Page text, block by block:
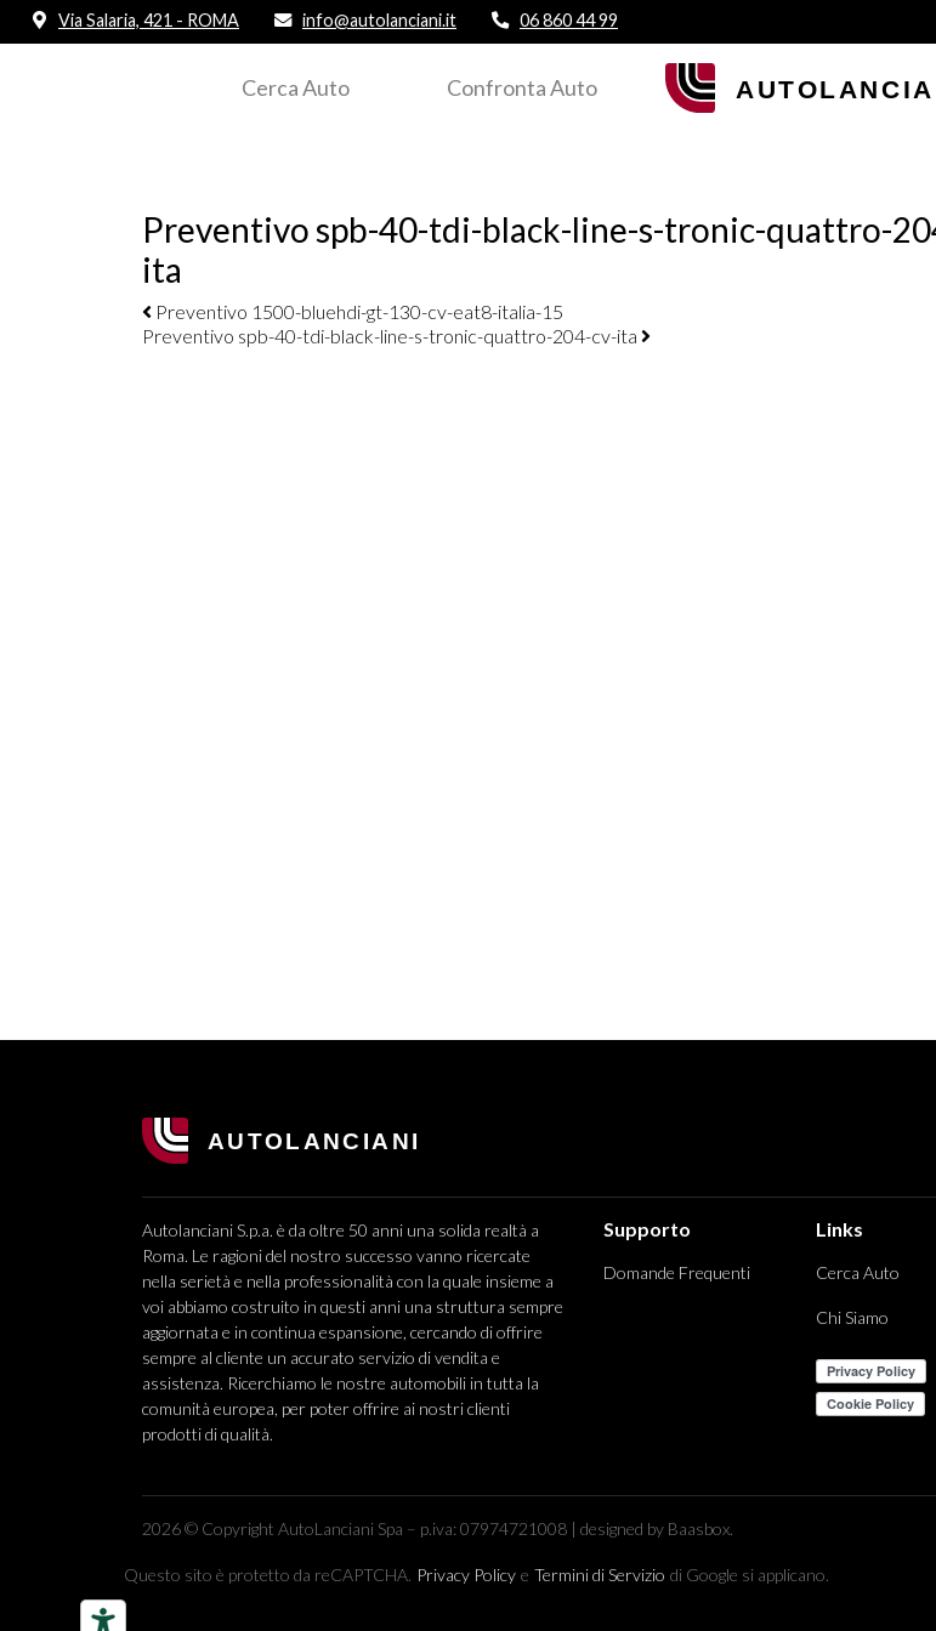
Via Salaria, 421 - ROMA info@autolanciani.it 06 860 44 99
Cerca Auto Confronta Auto
Preventivo spb-40-tdi-black-line-s-tronic-quattro-
ita
Navigazione elementi
Preventivo 1500-bluehdi-gt-130-cv-eat8-italia-15
Preventivo spb-40-tdi-black-line-s-tronic-quattro-204-cv-ita
Autolanciani S.p.a. è da oltre 50 anni una solida realtà a
Roma. Le ragioni del nostro successo vanno ricercate
nella serietà e nella professionalità con la quale insieme a
voi abbiamo costruito in questi anni una struttura sempre
aggiornata e in continua espansione, cercando di offrire
sempre al cliente un accurato servizio di vendita e
assistenza. Ricerchiamo le nostre automobili in tutta la
comunità europea, per poter offrire ai nostri clienti
prodotti di qualità.
Supporto
Domande Frequenti
Links
Cerca Auto
Chi Siamo
2026 © Copyright AutoLanciani Spa – p.iva: 07974721008 | designed by Baasbox.
Questo sito è protetto da reCAPTCHA. Privacy Policy e Termini di Servizio di Google si applicano.